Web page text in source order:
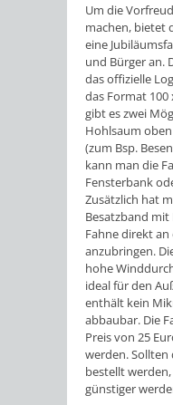
Um die
machen, bietet
eine
und Bürger an.
das offizielle
das Format 100
gibt es zwei
Hohlsaum
(zum Bsp.
kann man die
Fensterbank
Zusätzlich hat
Besatzband
Fahne direkt
anzubringen.
hohe
ideal für den
enthält kein
abbaubar. Die
Preis von 25
werden. Sollten
bestellt
günstiger